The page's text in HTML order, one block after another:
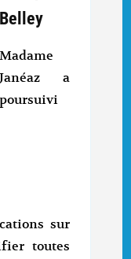
Belley
Madame
Janéaz a
poursuivi
sur
toutes